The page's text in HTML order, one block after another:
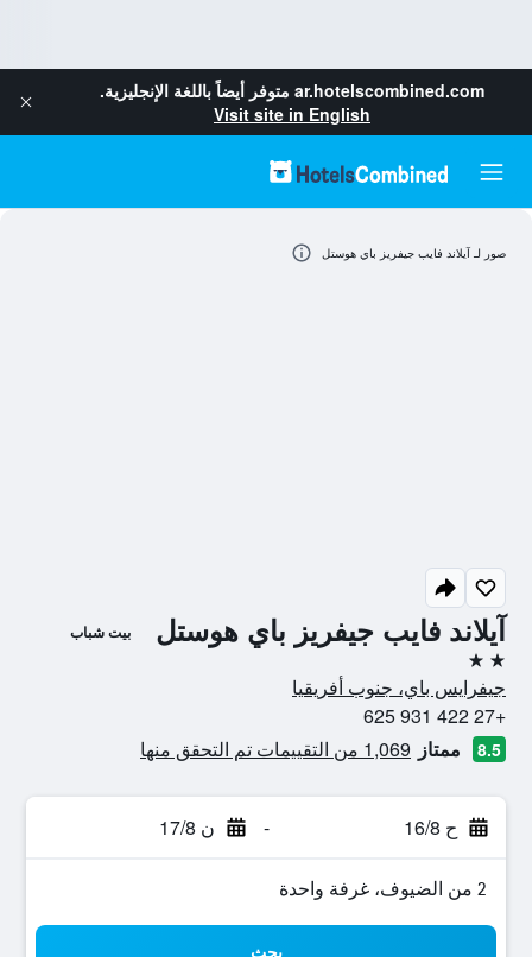
ar.hotelscombined.com متوفر أيضاً باللغة الإنجليزية.
Visit site in English
آيلاند فايب جيفريز باي هوستل بيت شباب
2 نجمتين
جيفرايس باي، جنوب أفريقيا
+27 422 931 625
8.5 ممتاز 1,069 من التقييمات تم التحقق منها
ح 16/8 - ن 17/8
2 من الضيوف، غرفة واحدة
بحث
صور لـ آيلاند فايب جيفريز باي هوستل